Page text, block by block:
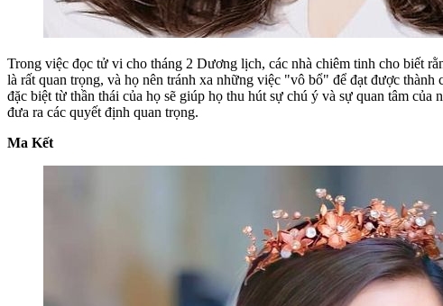
Trong việc đọc tử vi cho tháng 2 Dương lịch, các nhà chiêm tinh cho biết
là rất quan trọng, và họ nên tránh xa những việc "vô bổ" để đạt được
đặc biệt từ thần thái của họ sẽ giúp họ thu hút sự chú ý và sự quan tâm
đưa ra các quyết định quan trọng.
Ma Kết